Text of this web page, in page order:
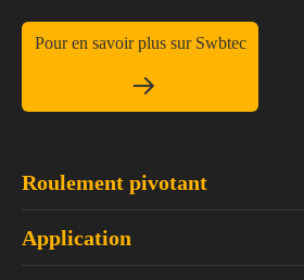
Pour en savoir plus sur Swbtec

Roulement pivotant
Application